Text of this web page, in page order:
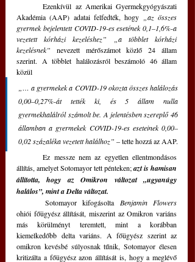
	Ezenkívül az Amerikai Gyermekgyógyászati
Akadémia (AAP) adatai felfedték, hogy
„az összes
gyermek bejelentett COVID-19-es esetének 0,1–1,6%-a
vezetett kórházi kezeléshez” „a többlet kórházi
kezelésnek” nevezett mérőszámot közlő 24 állam
szerint. A többlet halálozásról beszámoló 46 állam
közül
„… a gyermekek a COVID-19 okozta összes halálozás
0,00–0,27%-át tették ki, és 5 állam nulla
gyermekhalálról számolt be. A jelentésben szereplő 46
államban a gyermekek COVID-19-es eseteinek 0,00–
0,02 százaléka vezetett halálhoz” – tette hozzá az AAP.
	Ez messze nem az egyetlen ellentmondásos
állítás, amelyet Sotomayor tett pénteken; azt is hamisan
állította, hogy az Omikron változat „ugyanúgy
halálos”, mint a Delta változat.
	Sotomayor kifogásolta
ohiói főügyész állítását, miszerint az Omikron variáns
más körülményt teremtett, mint a korábban
kiemelkedőbb delta variáns. A főügyész szerint az
omikron kevésbé súlyosnak tűnik, Sotomayor élesen
kritizálta a főügyész azon állítását is, hogy a meglévő